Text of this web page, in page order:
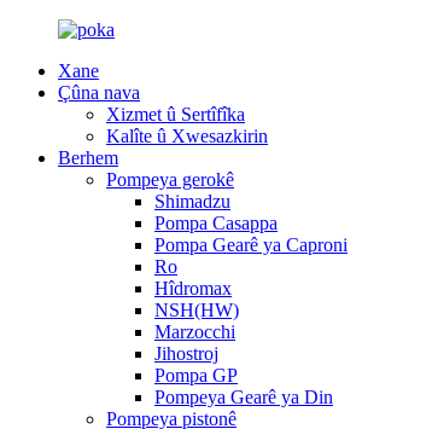
Xane
Çûna nava
Xizmet û Sertîfîka
Kalîte û Xwesazkirin
Berhem
Pompeya gerokê
Shimadzu
Pompa Casappa
Pompa Gearê ya Caproni
Ro
Hîdromax
NSH(HW)
Marzocchi
Jihostroj
Pompa GP
Pompeya Gearê ya Din
Pompeya pistonê